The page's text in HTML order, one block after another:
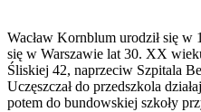
Wacław Kornblum urodził się
się w Warszawie lat 30. XX
Śliskiej 42, naprzeciw Szpitala
Uczęszczał do przedszkola
potem do bundowskiej szkoły